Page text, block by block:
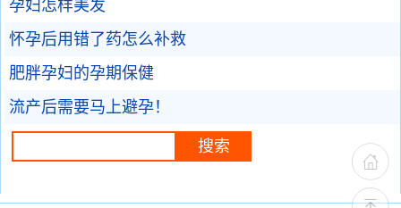
孕妇怎样美发
怀孕后用错了药怎么补救
肥胖孕妇的孕期保健
流产后需要马上避孕！